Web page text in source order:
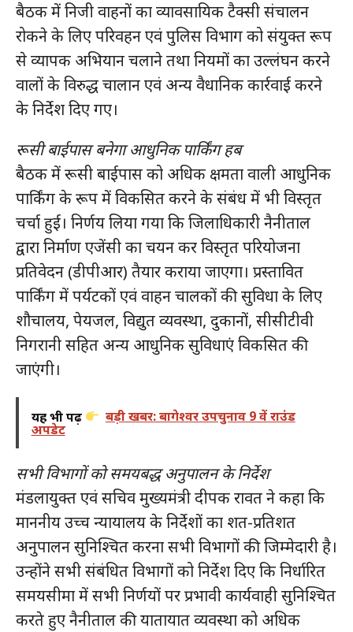
बैठक में निजी वाहनों का व्यावसायिक टैक्सी संचालन
रोकने के लिए परिवहन एवं पुलिस विभाग को संयुक्त रूप
से व्यापक अभियान चलाने तथा नियमों का उल्लंघन करने
वालों के विरुद्ध चालान एवं अन्य वैधानिक कार्रवाई करने
के निर्देश दिए गए।
रूसी बाईपास बनेगा आधुनिक पार्किंग हब
बैठक में रूसी बाईपास को अधिक क्षमता वाली आधुनिक
पार्किंग के रूप में विकसित करने के संबंध में भी विस्तृत
चर्चा हुई। निर्णय लिया गया कि जिलाधिकारी नैनीताल
द्वारा निर्माण एजेंसी का चयन कर विस्तृत परियोजना
प्रतिवेदन (डीपीआर) तैयार कराया जाएगा। प्रस्तावित
पार्किंग में पर्यटकों एवं वाहन चालकों की सुविधा के लिए
शौचालय, पेयजल, विद्युत व्यवस्था, दुकानों, सीसीटीवी
निगरानी सहित अन्य आधुनिक सुविधाएं विकसित की
जाएंगी।
यह भी पढ़ें बड़ी खबर: बागेश्वर उपचुनाव 9 वें राउंड
अपडेट
सभी विभागों को समयबद्ध अनुपालन के निर्देश
मंडलायुक्त एवं सचिव मुख्यमंत्री दीपक रावत ने कहा कि
माननीय उच्च न्यायालय के निर्देशों का शत-प्रतिशत
अनुपालन सुनिश्चित करना सभी विभागों की जिम्मेदारी है।
उन्होंने सभी संबंधित विभागों को निर्देश दिए कि निर्धारित
समयसीमा में सभी निर्णयों पर प्रभावी कार्यवाही सुनिश्चित
करते हुए नैनीताल की यातायात व्यवस्था को अधिक